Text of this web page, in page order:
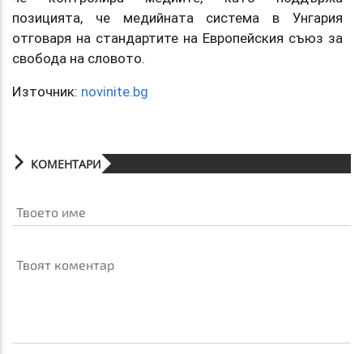
позицията, че медийната система в Унгария
отговаря на стандартите на Европейския съюз за
свобода на словото.
Източник: novinite.bg
КОМЕНТАРИ
Твоето име
Твоят коментар